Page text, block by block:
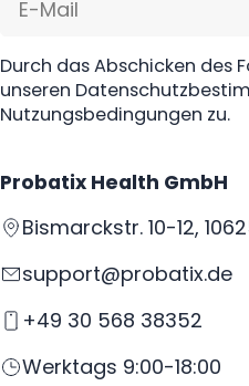
Probatix Health GmbH
Bismarckstr. 10-12,
support@probatix.de
+49 30 568 38352
Werktags 9:00-18:00
Durch das Abschicken des
unseren
Nutzungsbedingungen zu.